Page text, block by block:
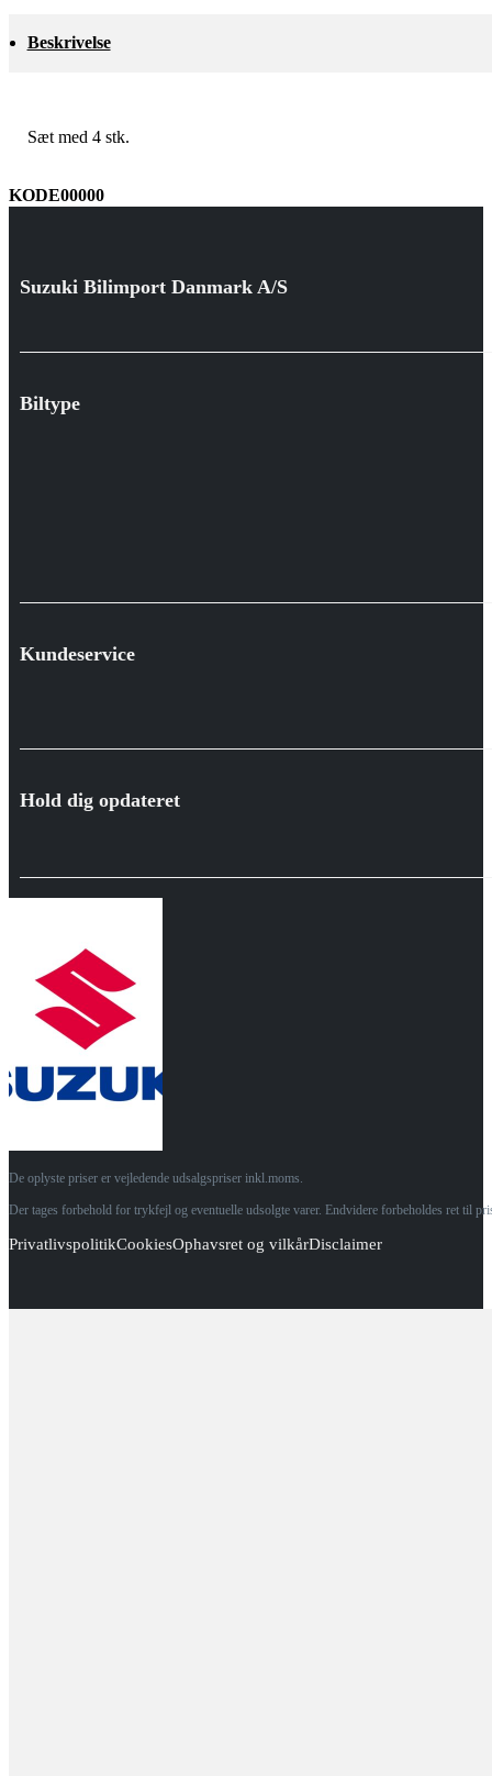
Beskrivelse
Sæt med 4 stk.
KODE00000
Suzuki Bilimport Danmark A/S
Biltype
Kundeservice
Hold dig opdateret
De oplyste priser er vejledende udsalgspriser inkl.moms.
Der tages forbehold for trykfejl og eventuelle udsolgte varer. Endvidere forbeholdes ret til
PrivatlivspolitikCookiesOphavsret og vilkårDisclaimer